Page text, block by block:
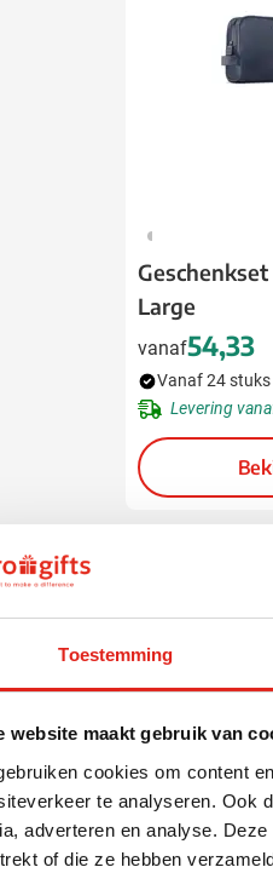
Toestemming
website maakt gebruik van
cookies om content
te analyseren. Ook
adverteren en analyse.
of die ze hebben
325
Large
vanaf54,33
Vanaf 24 stuks
Levering
002